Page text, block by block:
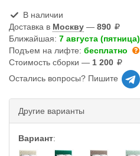
В наличии
Доставка в Москву — 890
Ближайшая: 7 августа (пятница)
Подъем на лифте: бесплатно
Стоимость сборки — 1 200
Остались вопросы? Пишите
Другие варианты
Вариант: